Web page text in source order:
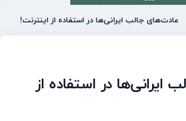
عادت‌های جالب ایرانی‌ها در استفاده از اینترنت!
ایرانی‌ها در استفاده از